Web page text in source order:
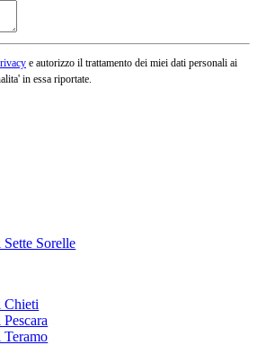
e autorizzo il trattamento dei miei dati personali ai
in essa riportate.
Sorelle
Chieti